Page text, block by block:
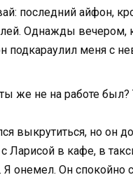
последний айфон,
Однажды вечером,
подкараулил меня с
же не на работе был?
выкрутиться, но он
Ларисой в кафе, в
Я онемел. Он спокойно